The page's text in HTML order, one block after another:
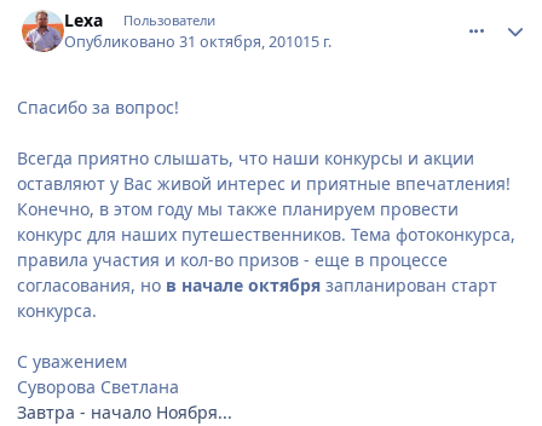
Lexa Пользователи
Опубликовано31 октября, 201015 г.
Спасибо за вопрос!
Всегда приятно слышать, что наши конкурсы и акции
оставляют у Вас живой интерес и приятные впечатления!
Конечно, в этом году мы также планируем провести
конкурс для наших путешественников. Тема фотоконкурса,
правила участия и кол-во призов - еще в процессе
согласования, но в начале октября запланирован старт
конкурса.
С уважением
Суворова Светлана
Завтра - начало Ноября...